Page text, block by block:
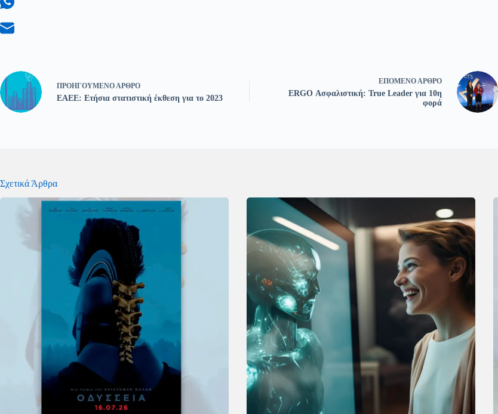
ΠΡΟΗΓΟΎΜΕΝΟΆΡΘΡΟ
ΕΑΕΕ: Ετήσια στατιστική έκθεση για το 2023
ΕΠΌΜΕΝΟΆΡΘΡΟ
ERGO Ασφαλιστική: True Leader για 10η
φορά
Σχετικά Άρθρα